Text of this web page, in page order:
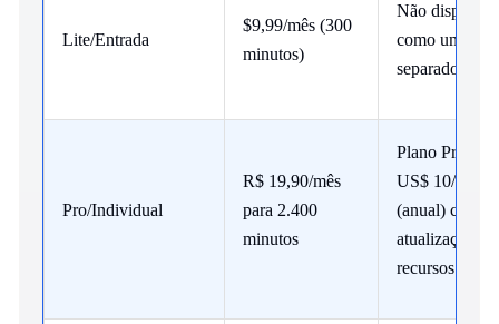
Lite/Entrada
$9,99/mês (300
minutos)
Não
como um
separado
Pro/Individual
R$ 19,90/mês
para 2.400
minutos
Plano Pro por
US$ 10/mês
(anual) com
atualizações
recursos